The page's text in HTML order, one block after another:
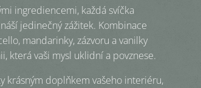
ingrediencemi, každá svíčka
jedinečný zážitek. Kombinace
mandarinky, zázvoru a vanilky
která vaši mysl uklidní a povznese.
krásným doplňkem vašeho interiéru,